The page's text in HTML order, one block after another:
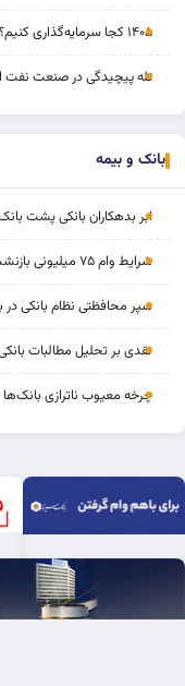
۱۴۰۵ کجا سرمایه‌گذاری کنیم؟
تله پیچیدگی در صنعت نفت
بانک و بیمه
ابر بدهکاران بانکی پشت
شرایط وام ۷۵ میلیونی بازنشستگان
سپر محافظتی نظام بانکی در
نقدی بر تحلیل مطالبات
چرخه‌ معیوب ناترازی بانک‌ها